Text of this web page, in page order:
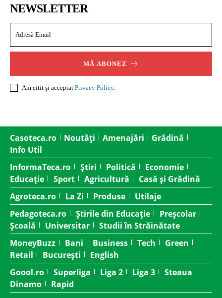
NEWSLETTER
MĂ ABONEZ
Am citit și acceptat Privacy Policy.
Casoteca.ro Noutăți Amenajări
Grădină
Info Util
InformaTeca.ro
Știri Politică
Economie
Educație
Sport Agricultură
Casă și Grădină
Agroteca.ro
La Zi Produse
Utilaje
Pedagoteca.ro
Știrile din Educație
Preșcolar
Școală
Universitar
Studii în Străinătate
MoneyBuzz
Bani Business Tech
Green
Retail
București
English
Goool.ro
Superliga Liga 2 Liga 3
Steaua
Dinamo
Rapid